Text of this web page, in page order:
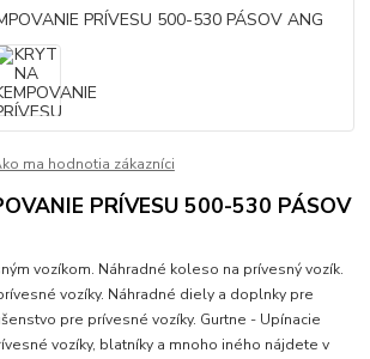
ma hodnotia zákazníci
PRÍVESU 500-530 PÁSOV
vozíkom. Náhradné koleso na prívesný vozík.
vozíky. Náhradné diely a doplnky pre
pre prívesné vozíky. Gurtne - Upínacie
vozíky, blatníky a mnoho iného nájdete v